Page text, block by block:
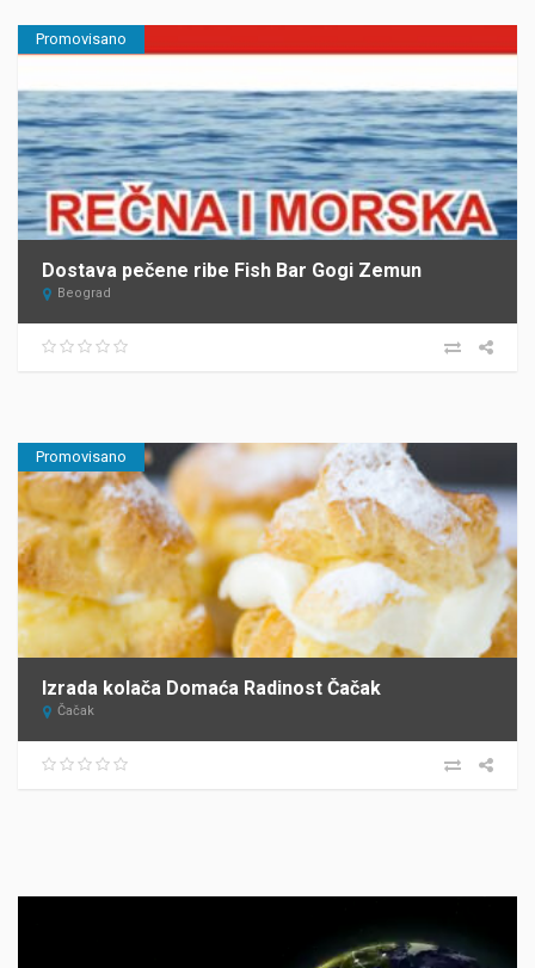
Promovisano
Dostava pečene ribe Fish Bar Gogi Zemun
Beograd
Promovisano
Izrada kolača Domaća Radinost Čačak
Čačak